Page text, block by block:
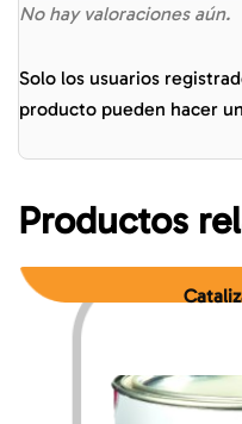
No hay valoraciones aún.
Solo los usuarios
producto pueden hacer
Productos